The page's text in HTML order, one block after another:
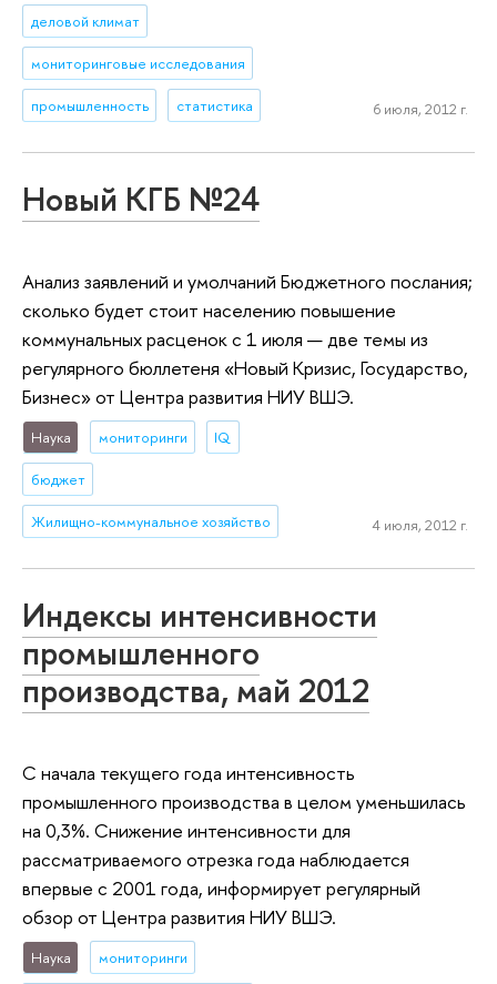
деловой климат
мониторинговые исследования
промышленность статистика 6 июля, 2012 г.
Новый КГБ №24
Анализ заявлений и умолчаний Бюджетного послания;
сколько будет стоит населению повышение
коммунальных расценок с 1 июля — две темы из
регулярного бюллетеня «Новый Кризис, Государство,
Бизнес» от Центра развития НИУ ВШЭ.
Наука мониторинги IQ
бюджет
Жилищно-коммунальное хозяйство 4 июля, 2012 г.
Индексы интенсивности
промышленного
производства, май 2012
C начала текущего года интенсивность
промышленного производства в целом уменьшилась
на 0,3%. Снижение интенсивности для
рассматриваемого отрезка года наблюдается
впервые с 2001 года, информирует регулярный
обзор от Центра развития НИУ ВШЭ.
Наука мониторинги